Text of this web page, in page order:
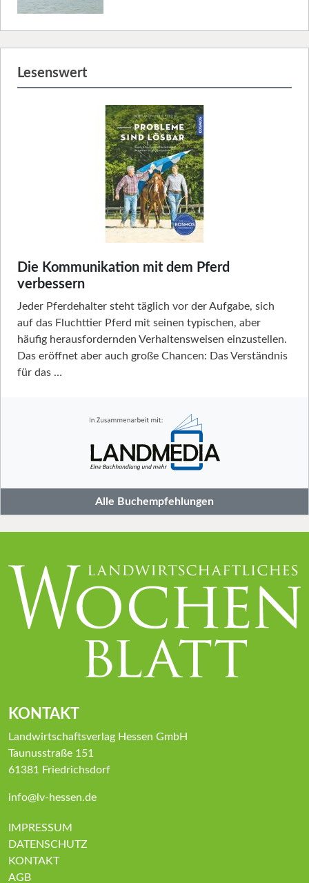
Lesenswert
Die Kommunikation mit dem Pferd
verbessern
Jeder Pferdehalter steht täglich vor der Aufgabe, sich
auf das Fluchttier Pferd mit seinen typischen, aber
häufig herausfordernden Verhaltensweisen einzustellen.
Das eröffnet aber auch große Chancen: Das Verständnis
für das …
Alle Buchempfehlungen
KONTAKT
Landwirtschaftsverlag Hessen GmbH
Taunusstraße 151
61381 Friedrichsdorf
info@lv-hessen.de
IMPRESSUM
DATENSCHUTZ
KONTAKT
AGB